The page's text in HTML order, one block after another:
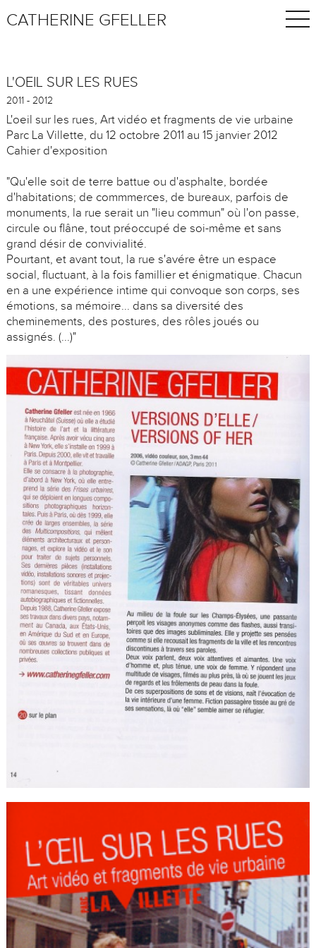
CATHERINE GFELLER
L'OEIL SUR LES RUES
2011 - 2012
L'oeil sur les rues, Art vidéo et fragments de vie urbaine
Parc La Villette, du 12 octobre 2011 au 15 janvier 2012
Cahier d'exposition
"Qu'elle soit de terre battue ou d'asphalte, bordée
d'habitations; de commmerces, de bureaux, parfois de
monuments, la rue serait un "lieu commun" où l'on passe,
circule ou flâne, tout préoccupé de soi-même et sans
grand désir de convivialité.
Pourtant, et avant tout, la rue s'avére être un espace
social, fluctuant, à la fois famillier et énigmatique. Chacun
en a une expérience intime qui convoque son corps, ses
émotions, sa mémoire... dans sa diversité des
cheminements, des postures, des rôles joués ou
assignés. (...)"